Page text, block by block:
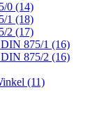
0 (14)
1 (18)
2 (17)
875/1 (16)
875/2 (16)
(11)